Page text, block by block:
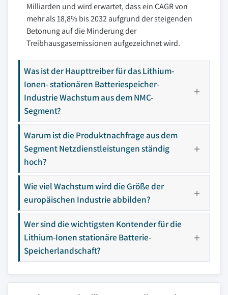
Milliarden und wird erwartet, dass ein CAGR von
mehr als 18,8% bis 2032 aufgrund der steigenden
Betonung auf die Minderung der
Treibhausgasemissionen aufgezeichnet wird.
Was ist der Haupttreiber für das Lithium-
Ionen- stationären Batteriespeicher-
Industrie Wachstum aus dem NMC-
Segment?
Warum ist die Produktnachfrage aus dem
Segment Netzdienstleistungen ständig
hoch?
Wie viel Wachstum wird die Größe der
europäischen Industrie abbilden?
Wer sind die wichtigsten Kontender für die
Lithium-Ionen stationäre Batterie-
Speicherlandschaft?